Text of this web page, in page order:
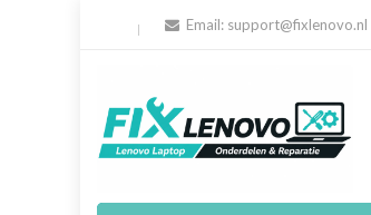
Email: support@fixlenovo.nl